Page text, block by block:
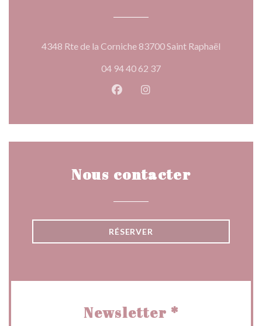
4348 Rte de la Corniche 83700 Saint Raphaël
04 94 40 62 37
Facebook ((ouvre une
Instagram ((ouvre une
Nous contacter
RÉSERVER
Newsletter *